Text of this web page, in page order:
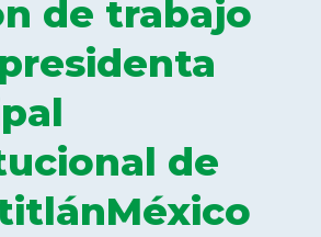
de trabajo
de